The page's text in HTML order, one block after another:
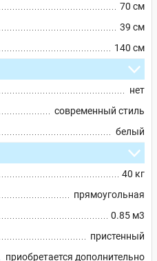
70 см
39 см
140 см
нет
современный стиль
белый
40 кг
прямоугольная
0.85 м3
пристенный
приобретается дополнительно